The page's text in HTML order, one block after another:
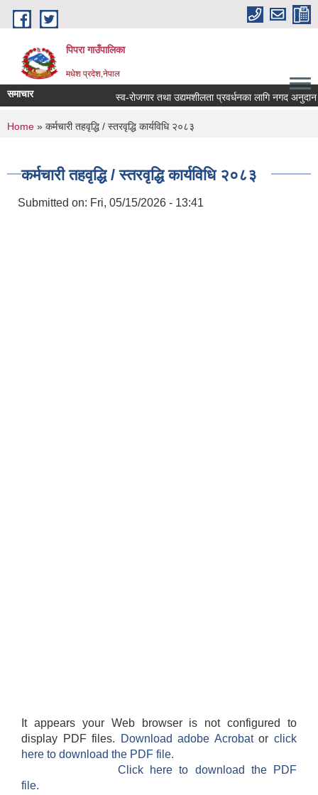
Skip to main content
पिपरा गाउँपालिका
मधेश प्रदेश,नेपाल
समाचार स्व-रोजगार तथा उद्यमशीलता प्रवर्धनका लागि नगद अनुदान
You are here
Home » कर्मचारी तहवृद्धि / स्तरवृद्धि कार्यविधि २०८३
कर्मचारी तहवृद्धि / स्तरवृद्धि कार्यविधि २०८३
Submitted on: Fri, 05/15/2026 - 13:41
It appears your Web browser is not configured to
display PDF files.
Download adobe Acrobatorclick
here to download the PDF file.
Click here to download the PDF
file.